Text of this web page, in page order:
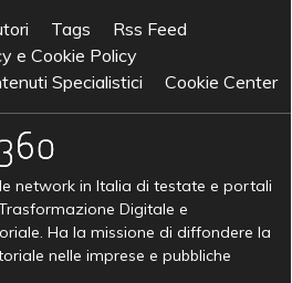
Tags
Rss Feed
e Cookie Policy
Specialistici
Cookie Center
network in Italia di testate e portali
Digitale e
Ha la missione di diffondere la
nelle imprese e pubbliche